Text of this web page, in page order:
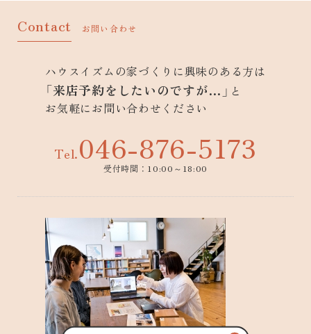
Contact お問い合わせ
ハウスイズムの家づくりに興味のある方は
「来店予約をしたいのですが…」 と
お気軽にお問い合わせください
Tel.046-876-5173
受付時間：10:00～18:00